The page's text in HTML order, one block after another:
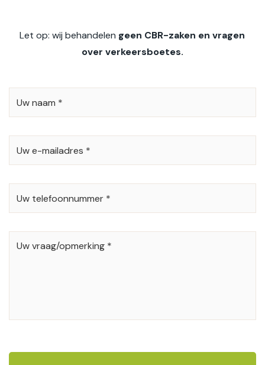
Let op: wij behandelen geen CBR-zaken en vragen
over verkeersboetes.
NAAM
E-
TELEFOONNUMMER
UW
VRAAG/OPMERKING